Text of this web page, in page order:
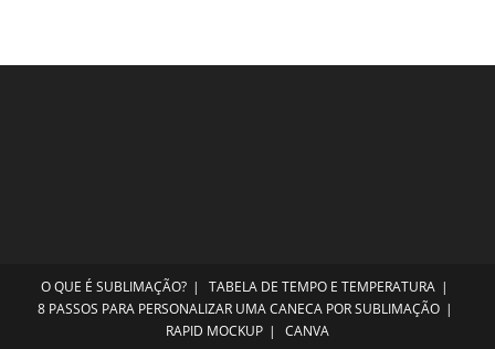
O QUE É SUBLIMAÇÃO?
TABELA DE TEMPO E TEMPERATURA
8 PASSOS PARA PERSONALIZAR UMA CANECA POR SUBLIMAÇÃO
RAPID MOCKUP
CANVA